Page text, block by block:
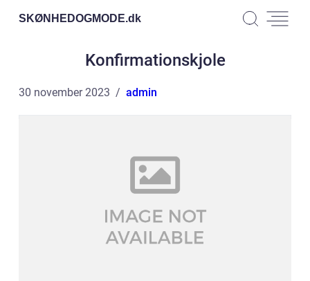
SKØNHEDOGMODE.dk
Konfirmationskjole
30 november 2023 admin